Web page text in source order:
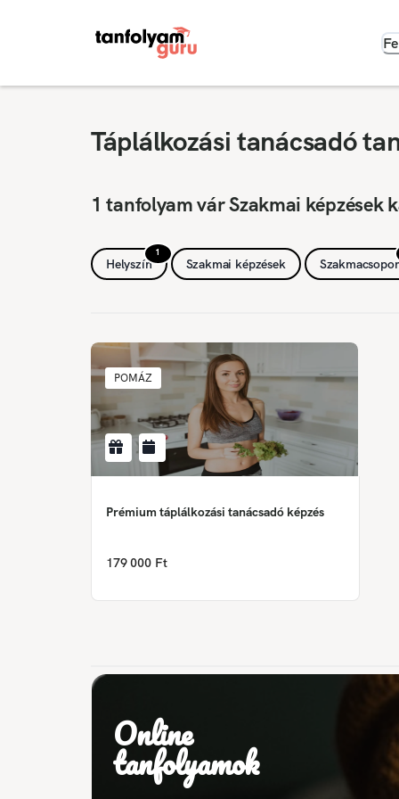
Táplálkozási tanácsadó
1 tanfolyam vár Szakmai képzések
1
Helyszín Szakmai képzések
POMÁZ
Prémium táplálkozási tanácsadó képzés
179 000 Ft
Online
tanfolyamok